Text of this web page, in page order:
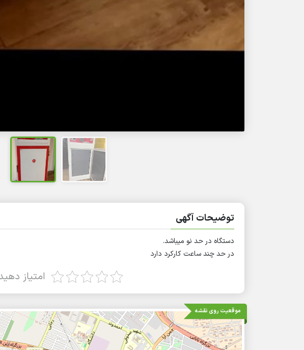
توضیحات آگهی
دستگاه در حد نو میباشد.
در حد چند ساعت کارکرد دارد
امتیاز
موقعیت روی نقشه